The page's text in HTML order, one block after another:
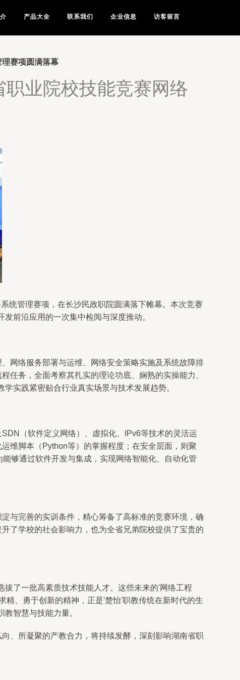
产品大全 联系我们 企业信息 访客留言
赛项圆满落幕
业院校技能竞赛网络
统管理赛项，在长沙民政职院圆满落下帷幕。本次竞赛
前沿应用的一次集中检阅与深度推动。
网络服务部署与运维、网络安全策略实施及系统故障排
任务，全面考察其扎实的理论功底、娴熟的实操能力、
实践紧密贴合行业真实场景与技术发展趋势。
（软件定义网络）、虚拟化、IPv6等技术的灵活运
维脚本（Python等）的掌握程度；在安全层面，则聚
够通过软件开发与集成，实现网络智能化、自动化管
与完善的实训条件，精心筹备了高标准的竞赛环境，确
了学校的社会影响力，也为全省兄弟院校提供了宝贵的
了一批高素质技术技能人才。这些未来的'网络工程
精、勇于创新的精神，正是'楚怡'职教传统在新时代的生
智慧与技能力量。
、所凝聚的产教合力，将持续发酵，深刻影响湖南省职